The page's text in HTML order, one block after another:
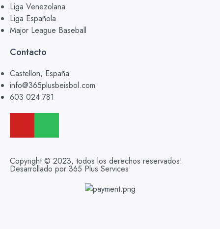
Liga Venezolana
Liga Española
Major League Baseball
Contacto
Castellon, España
info@365plusbeisbol.com
603 024 781
Copyright © 2023, todos los derechos reservados.
Desarrollado por 365 Plus Services